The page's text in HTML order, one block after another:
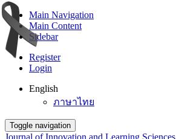
Main Navigation
Main Content
Sidebar
Register
Login
English
ภาษาไทย
Toggle navigation
Journal of Innovation and Learning Sciences